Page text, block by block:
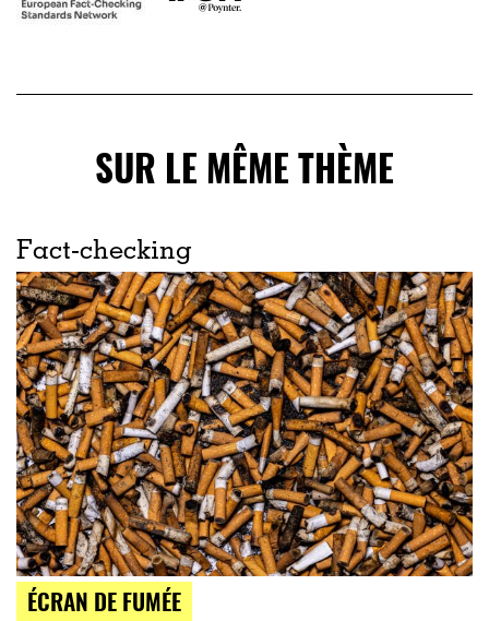
SUR LE MÊME THÈME
Fact-checking
ÉCRAN DE FUMÉE